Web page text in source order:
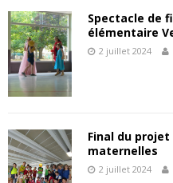
Spectacle de
élémentaire
2 juillet 2024
Final du
maternelles
2 juillet 2024